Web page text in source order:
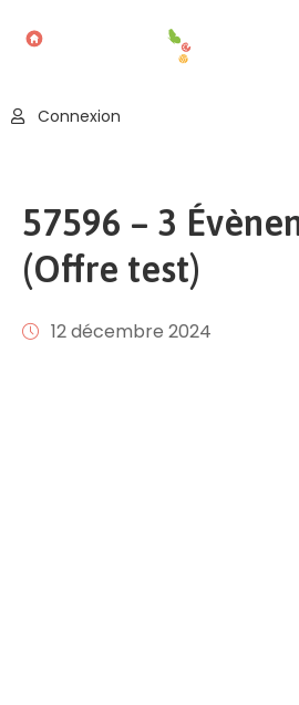
Offres
Publier
Connexion
57596 – 3
(Offre test)
12 décembre 2024